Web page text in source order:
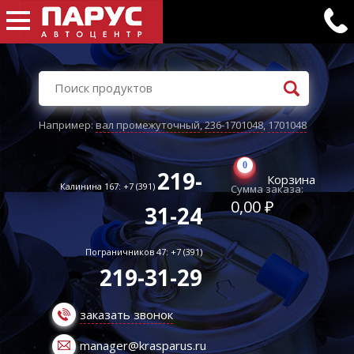
Например:вал промежуточный,236-1701048,1701048
Калинина 167: +7 (391) 219-
31-24
Пограничников 47: +7 (391)
219-31-29
заказать звонок
manager@krasparus.ru
0
Корзина
Сумма заказа:
0,00 ₽